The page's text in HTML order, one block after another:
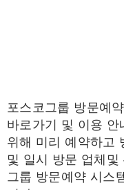
포스코그룹 방문예
바로가기 및 이용
위해 미리 예약하고
및 일시 방문 업체
그룹 방문예약 시스